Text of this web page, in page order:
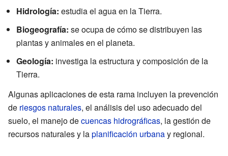
Hidrología: estudia el agua en la Tierra.
Biogeografía: se ocupa de cómo se distribuyen las
plantas y animales en el planeta.
Geología: investiga la estructura y composición de la
Tierra.
Algunas aplicaciones de esta rama incluyen la prevención
de riesgos naturales, el análisis del uso adecuado del
suelo, el manejo decuencas hidrográficas, la gestión de
recursos naturales y laplanificación urbanay regional.